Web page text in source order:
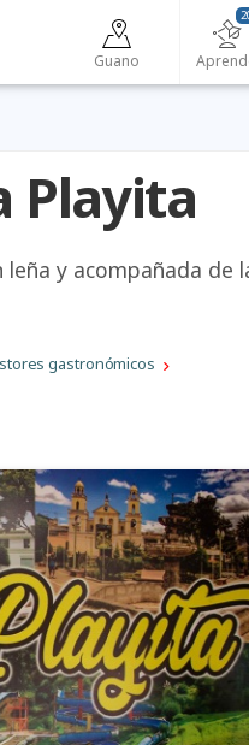
Guano
Playita
y acompañada de
gastronómicos